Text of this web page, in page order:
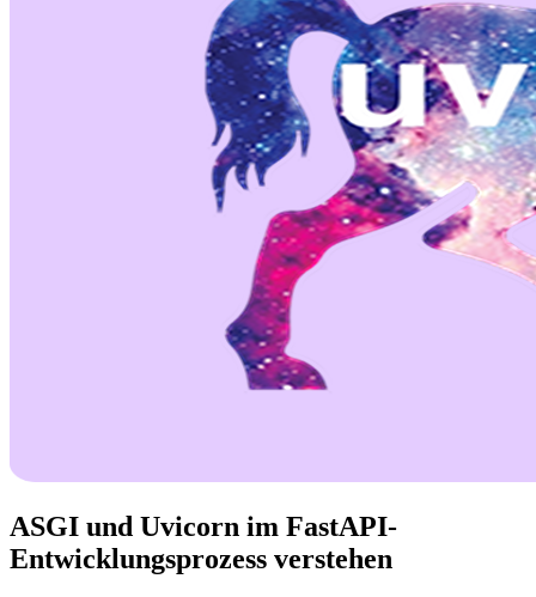
ASGI und Uvicorn im FastAPI-
Entwicklungsprozess verstehen